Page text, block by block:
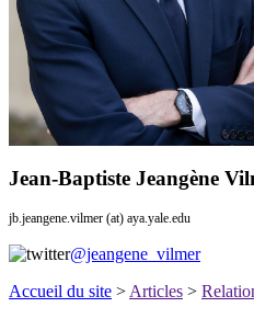
Jean-Baptiste Jeangène
jb.jeangene.vilmer (at) aya.yale.edu
@jeangene_vilmer
Accueil du site >Articles >